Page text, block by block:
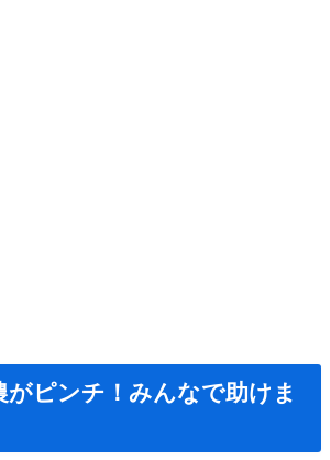
がピンチ！みんなで助けま